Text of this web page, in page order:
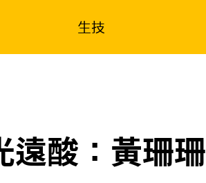
生技
遠酸：黃珊珊